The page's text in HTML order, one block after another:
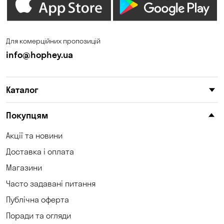
Дніпро Зазим’є
Кам'янське
Корсунці
Коцюбинське
Кривий Ріг
Кропивницький
Для комерційних пропозицій
info@hophey.ua
Каталог
Покупцям
Акції та новини
Доставка і оплата
Магазини
Часто задавані питання
Публічна оферта
Поради та огляди